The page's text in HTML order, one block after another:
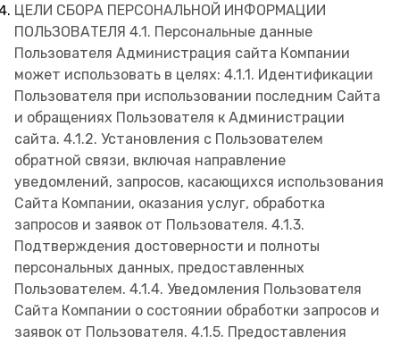
ЦЕЛИ СБОРА ПЕРСОНАЛЬНОЙ ИНФОРМАЦИИ
ПОЛЬЗОВАТЕЛЯ 4.1. Персональные данные
Пользователя Администрация сайта Компании
может использовать в целях: 4.1.1. Идентификации
Пользователя при использовании последним Сайта
и обращениях Пользователя к Администрации
сайта. 4.1.2. Установления с Пользователем
обратной связи, включая направление
уведомлений, запросов, касающихся использования
Сайта Компании, оказания услуг, обработка
запросов и заявок от Пользователя. 4.1.3.
Подтверждения достоверности и полноты
персональных данных, предоставленных
Пользователем. 4.1.4. Уведомления Пользователя
Сайта Компании о состоянии обработки запросов и
заявок от Пользователя. 4.1.5. Предоставления